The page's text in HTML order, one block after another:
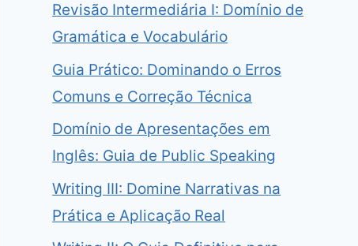
Revisão Intermediária I: Domínio de
Gramática e Vocabulário
Guia Prático: Dominando o Erros
Comuns e Correção Técnica
Domínio de Apresentações em
Inglês: Guia de Public Speaking
Writing III: Domine Narrativas na
Prática e Aplicação Real